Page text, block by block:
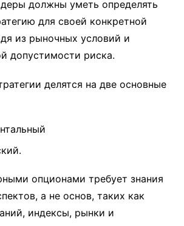
должны уметь определять
для своей конкретной
из рыночных условий и
допустимости риска.
делятся на две основные
опционами требует знания
а не основ, таких как
индексы, рынки и